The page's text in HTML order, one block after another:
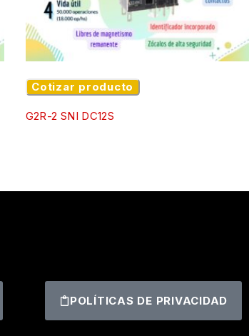
Cotizar producto
G2R-2 SNI DC12S
POLÍTICAS DE PRIVACIDAD